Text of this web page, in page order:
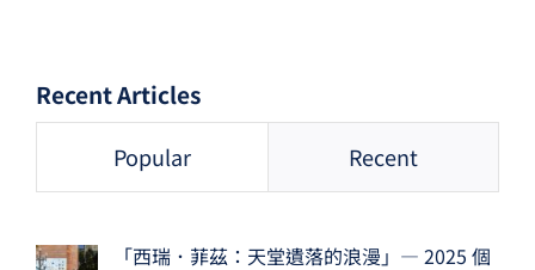
Recent Articles
Popular Recent
「西瑞．菲茲：天堂遺落的浪漫」— 2025 個